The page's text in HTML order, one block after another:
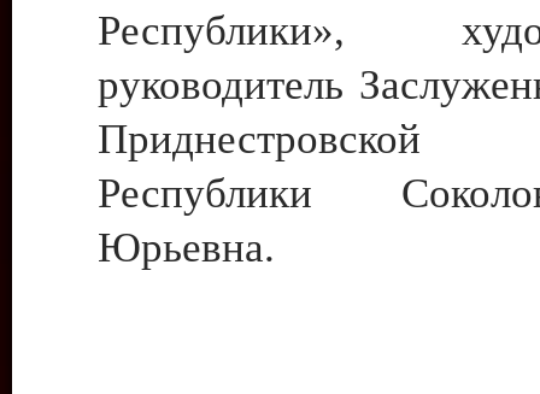
Республики»,
руководитель
Приднестровской
Республики
Юрьевна.